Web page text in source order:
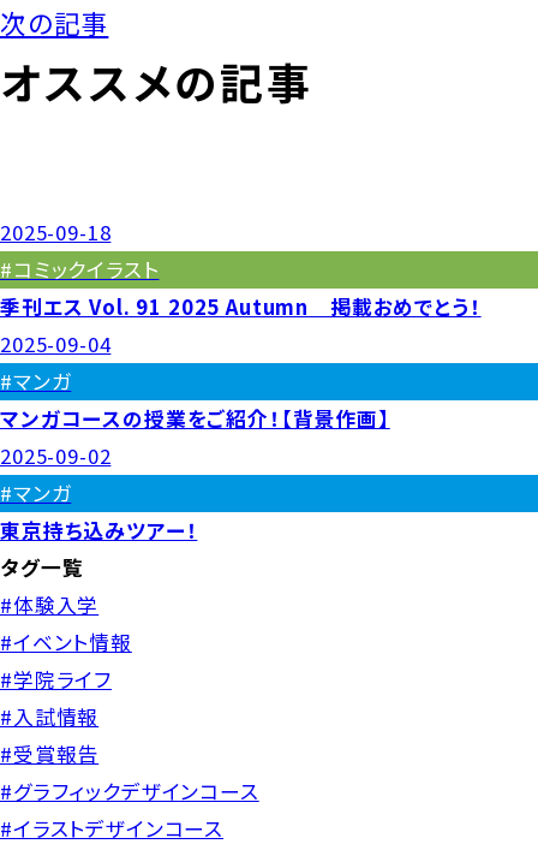
次の記事
オススメの記事
2025-09-18
#コミックイラスト
季刊エス Vol. 91 2025 Autumn 掲載おめでとう！
2025-09-04
#マンガ
マンガコースの授業をご紹介！【背景作画】
2025-09-02
#マンガ
東京持ち込みツアー！
タグ一覧
#体験入学
#イベント情報
#学院ライフ
#入試情報
#受賞報告
#グラフィックデザインコース
#イラストデザインコース